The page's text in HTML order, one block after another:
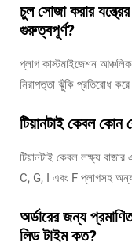
চুল সোজা করার
গুরুত্বপূর্ণ?
প্লাগ কাস্টমাইজেশন আঞ্চলিক
নিরাপত্তা ঝুঁকি প্রতিরোধ
টিয়ানটাই কেবল কোন
টিয়ানটাই কেবল লক্ষ্য
C, G, I এবং F প্লাগসহ
অর্ডারের জন্য
লিড টাইম কত?